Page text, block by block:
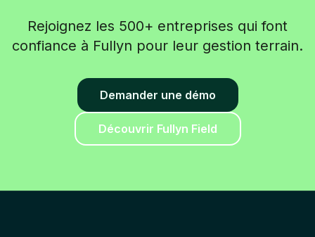
Rejoignez les 500+ entreprises qui font
confiance à Fullyn pour leur gestion terrain.
Demander une démo
Découvrir Fullyn Field